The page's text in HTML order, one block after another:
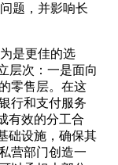
题，并影响长
是更佳的选
层次：一是面向
零售层。在这
行和支付服务
有效的分工合
础设施，确保其
营部门创造一